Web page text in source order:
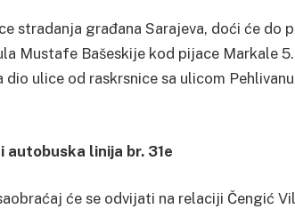
stradanja građana Sarajeva, doći će do
Mustafe Bašeskije kod pijace Markale
ulice od raskrsnice sa ulicom
autobuska linija br. 31e
će se odvijati na relaciji Čengić